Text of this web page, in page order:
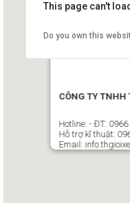
CÔNG TY TNHH
Hotline: - ĐT:
Hỗ trợ kĩ thuật:
Email:
This page can't
Do you own this